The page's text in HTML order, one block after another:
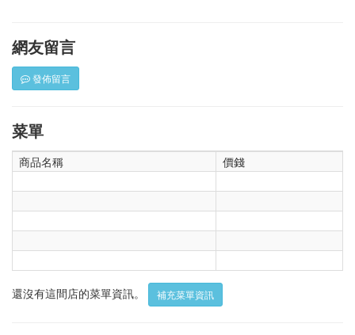
網友留言
發佈留言
菜單
商品名稱 價錢
還沒有這間店的菜單資訊。 補充菜單資訊